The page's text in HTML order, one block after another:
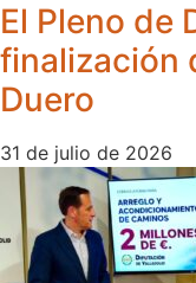
El Pleno de
finalización
Duero
31 de julio de 2026